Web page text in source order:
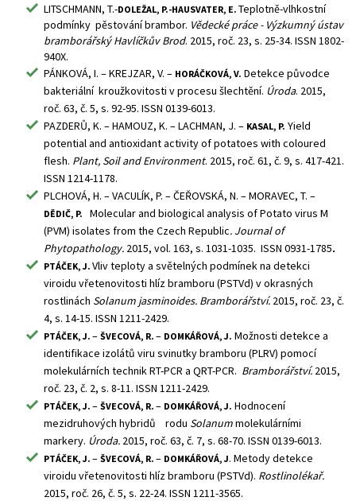
LITSCHMANN, T.-DOLEŽAL, P.-HAUSVATER, E. Teplotně-vlhkostní
podmínky pěstování brambor. Vědecké práce - Výzkumný ústav
bramborářský Havlíčkův Brod. 2015, roč. 23, s. 25-34. ISSN 1802-
940X.
PÁNKOVÁ, I. – KREJZAR, V. – HORÁČKOVÁ, V. Detekce původce
bakteriální kroužkovitosti v procesu šlechtění. Úroda. 2015,
roč. 63, č. 5, s. 92-95. ISSN 0139-6013.
PAZDERŮ, K. – HAMOUZ, K. – LACHMAN, J. – KASAL, P. Yield
potential and antioxidant activity of potatoes with coloured
flesh. Plant, Soil and Environment. 2015, roč. 61, č. 9, s. 417-421.
ISSN 1214-1178.
PLCHOVÁ, H. – VACULÍK, P. – ČEŘOVSKÁ, N. – MORAVEC, T. –
DĚDIČ, P.
Molecular and biological analysis of Potato virus M
(PVM) isolates from the Czech Republic. Journal of
Phytopathology. 2015, vol. 163, s. 1031-1035. ISSN 0931-1785.
PTÁČEK, J. Vliv teploty a světelných podmínek na detekci
viroidu vřetenovitosti hlíz bramboru (PSTVd) v okrasných
rostlinách Solanum jasminoides. Bramborářství. 2015, roč. 23, č.
4, s. 14-15. ISSN 1211-2429.
PTÁČEK, J. – ŠVECOVÁ, R. – DOMKÁŘOVÁ, J. Možnosti detekce a
identifikace izolátů viru svinutky bramboru (PLRV) pomocí
molekulárních technik RT-PCR a QRT-PCR. Bramborářství. 2015,
roč. 23, č. 2, s. 8-11. ISSN 1211-2429.
PTÁČEK, J. – ŠVECOVÁ, R. – DOMKÁŘOVÁ, J. Hodnocení
mezidruhových hybridů rodu Solanummolekulárními
markery. Úroda. 2015, roč. 63, č. 7, s. 68-70. ISSN 0139-6013.
PTÁČEK, J. – ŠVECOVÁ, R. – DOMKÁŘOVÁ, J. Metody detekce
viroidu vřetenovitosti hlíz bramboru (PSTVd). Rostlinolékař.
2015, roč. 26, č. 5, s. 22-24. ISSN 1211-3565.